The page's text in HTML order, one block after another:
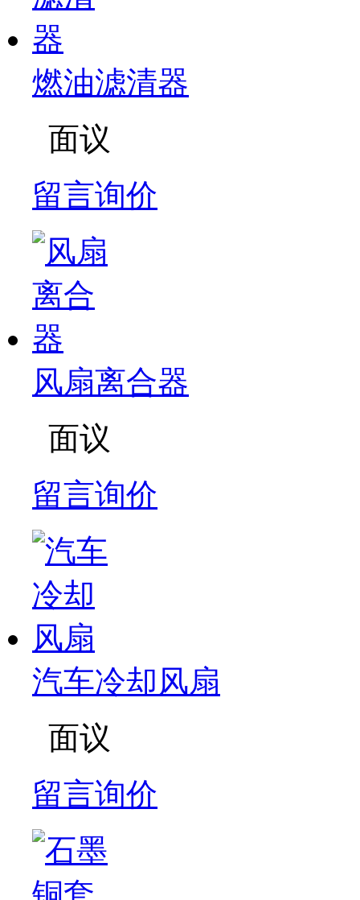
燃油滤清器
面议
留言询价
风扇离合器
面议
留言询价
汽车冷却风扇
面议
留言询价